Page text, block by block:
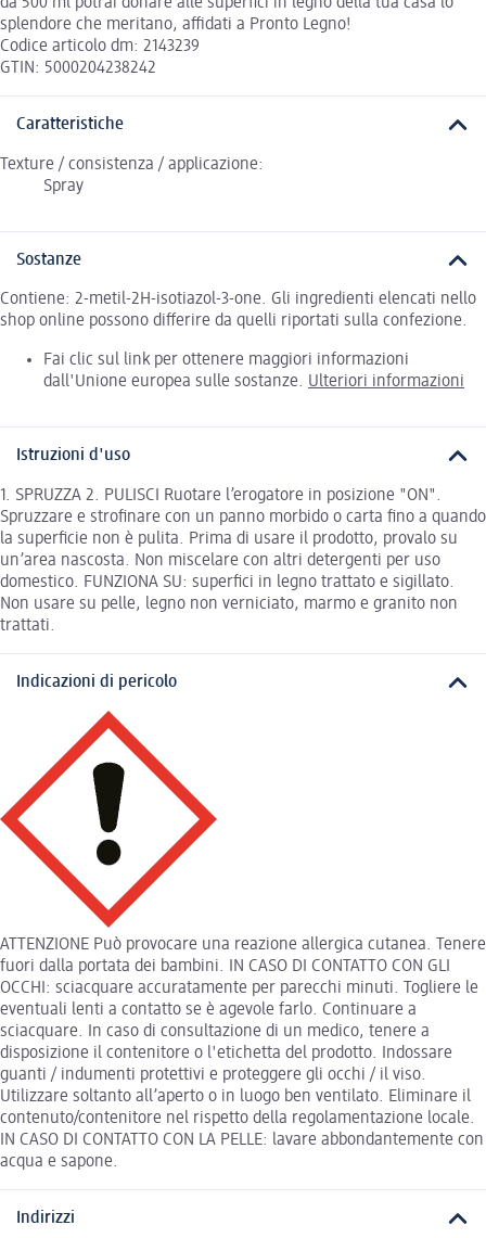
splendore che meritano, affidati a Pronto Legno!
Codice articolo dm: 2143239
GTIN: 5000204238242
Caratteristiche
Texture / consistenza / applicazione:
Spray
Sostanze
Contiene: 2-metil-2H-isotiazol-3-one. Gli ingredienti elencati nello
shop online possono differire da quelli riportati sulla confezione.
Fai clic sul link per ottenere maggiori informazioni
dall'Unione europea sulle sostanze. Ulteriori informazioni
Istruzioni d'uso
1. SPRUZZA 2. PULISCI Ruotare l’erogatore in posizione "ON".
Spruzzare e strofinare con un panno morbido o carta fino a quando
la superficie non è pulita. Prima di usare il prodotto, provalo su
un’area nascosta. Non miscelare con altri detergenti per uso
domestico. FUNZIONA SU: superfici in legno trattato e sigillato.
Non usare su pelle, legno non verniciato, marmo e granito non
trattati.
Indicazioni di pericolo
ATTENZIONE Può provocare una reazione allergica cutanea. Tenere
fuori dalla portata dei bambini. IN CASO DI CONTATTO CON GLI
OCCHI: sciacquare accuratamente per parecchi minuti. Togliere le
eventuali lenti a contatto se è agevole farlo. Continuare a
sciacquare. In caso di consultazione di un medico, tenere a
disposizione il contenitore o l'etichetta del prodotto. Indossare
guanti / indumenti protettivi e proteggere gli occhi / il viso.
Utilizzare soltanto all’aperto o in luogo ben ventilato. Eliminare il
contenuto/contenitore nel rispetto della regolamentazione locale.
IN CASO DI CONTATTO CON LA PELLE: lavare abbondantemente con
acqua e sapone.
Indirizzi